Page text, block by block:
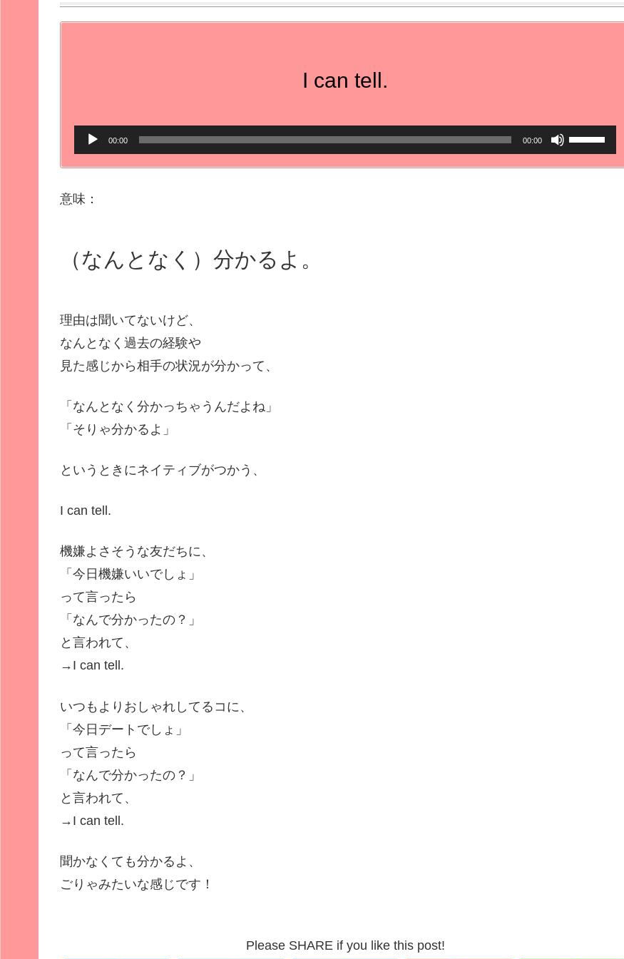
I can tell.
声
レ
ヤ
ー
00:00 00:00
ボ
リ
意味：
（なんとなく）分かるよ。
理由は聞いてないけど、
なんとなく過去の経験や
見た感じから相手の状況が分かって、
「なんとなく分かっちゃうんだよね」
「そりゃ分かるよ」
というときにネイティブがつかう、
I can tell.
機嫌よさそうな友だちに、
「今日機嫌いいでしょ」
って言ったら
「なんで分かったの？」
と言われて、
→ I can tell.
いつもよりおしゃれしてるコに、
「今日デートでしょ」
って言ったら
「なんで分かったの？」
と言われて、
→ I can tell.
聞かなくても分かるよ、
ごりゃみたいな感じです！
Please SHARE if you like this post!